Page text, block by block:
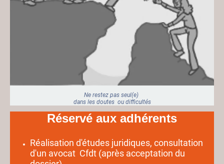
Ne restez pas seul(e)
dans les doutes ou difficultés
Réservé aux adhérents
Réalisation d'études juridiques, consultation
d'un avocat Cfdt (après acceptation du